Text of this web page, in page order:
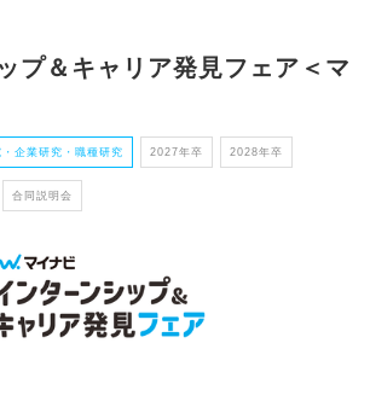
プ＆キャリア発見フェア＜マ
企業研究・職種研究 2027年卒 2028年卒
合同説明会